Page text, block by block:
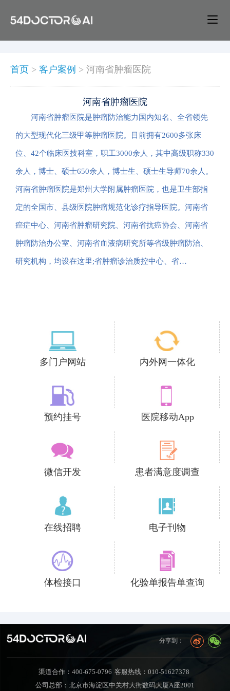
首页 > 客户案例 > 河南省肿瘤医院
河南省肿瘤医院
河南省肿瘤医院是肿瘤防治能力国内知名、全省领先
的大型现代化三级甲等肿瘤医院。目前拥有2600多张床
位、42个临床医技科室，职工3000余人，其中高级职称330
余人，博士、硕士650余人，博士生、硕士生导师70余人。
河南省肿瘤医院是郑州大学附属肿瘤医院，也是卫生部指
定的全国市、县级医院肿瘤规范化诊疗指导医院。河南省
癌症中心、河南省肿瘤研究院、河南省抗癌协会、河南省
肿瘤防治办公室、河南省血液病研究所等省级肿瘤防治、
研究机构，均设在这里;省肿瘤诊治质控中心、省…
多门户网站 内外网一体化
预约挂号 医院移动App
微信开发 患者满意度调查
在线招聘 电子刊物
体检接口 化验单报告单查询
分享到：
渠道合作：400-675-0796 客服热线：010-51627378
公司总部：北京市海淀区中关村大街数码大厦A座2001